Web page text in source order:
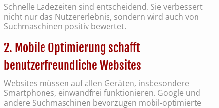
Schnelle Ladezeiten sind entscheidend. Sie verbessert
nicht nur das Nutzererlebnis, sondern wird auch von
Suchmaschinen positiv bewertet.
2. Mobile Optimierung schafft
benutzerfreundliche Websites
Websites müssen auf allen Geräten, insbesondere
Smartphones, einwandfrei funktionieren. Google und
andere Suchmaschinen bevorzugen mobil-optimierte